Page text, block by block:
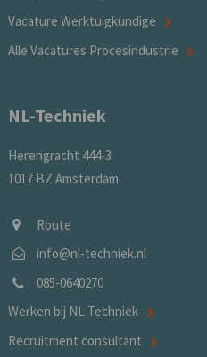
Vacature Werktuigkundige
Alle Vacatures Procesindustrie
NL-Techniek
Herengracht 444-3
1017 BZ Amsterdam
Route
info@nl-techniek.nl
085-0640270
Werken bij NL Techniek
Recruitment consultant